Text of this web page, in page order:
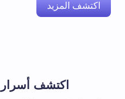
اكتشف المزيد
اكتشف أسرار